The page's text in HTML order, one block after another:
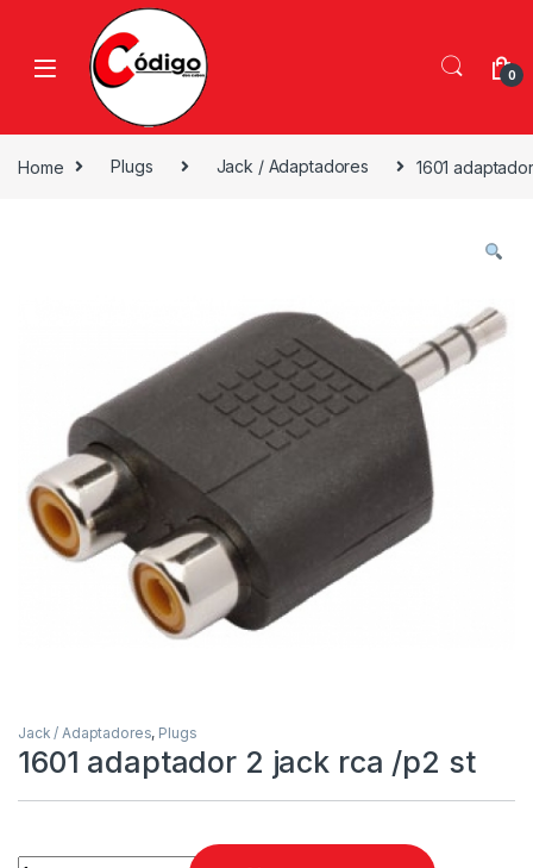
0
Home Plugs Jack / Adaptadores 1601
Jack / Adaptadores, Plugs
1601 adaptador 2 jack rca /p2 st